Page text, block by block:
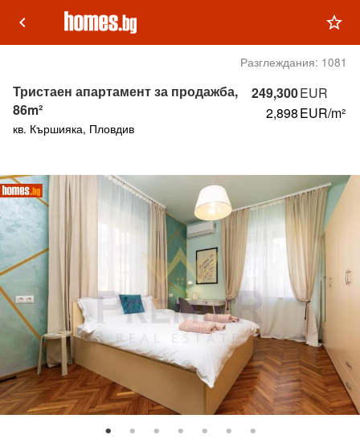
keyboard_arrow_left star_outline
Разглеждания: 1081
249,300EUR
2,898EUR/m²
Тристаен апартамент за продажба,
86m²
кв. Кършияка, Пловдив